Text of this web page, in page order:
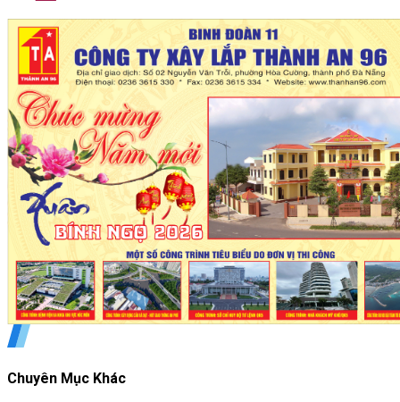
Chuyên Mục Khác